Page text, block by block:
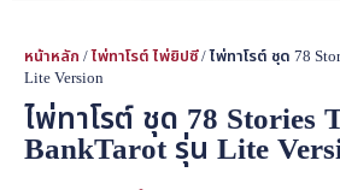
หน้าหลัก /ไพ่ทาโรต์ ไพ่ยิปซี/ ไพ่ทาโรต์ ชุด 78
Lite Version
ไพ่ทาโรต์ ชุด 78 Stories
BankTarot รุ่น Lite